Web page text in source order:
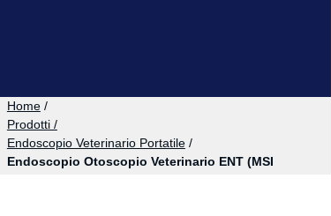
Home/
Prodotti /
Endoscopio Veterinario Portatile/
Endoscopio Otoscopio Veterinario ENT (MSI